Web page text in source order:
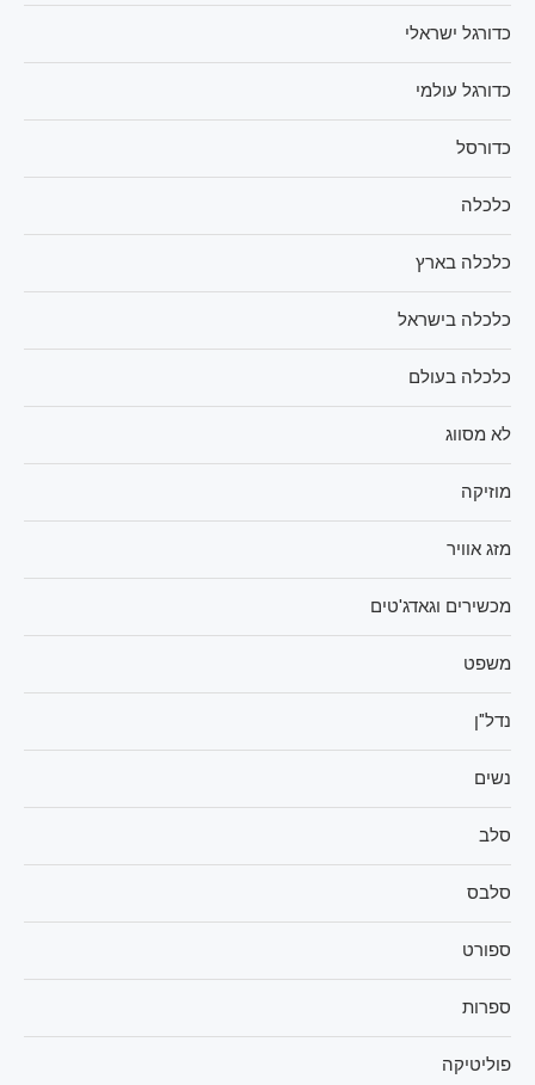
כדורגל ישראלי
כדורגל עולמי
כדורסל
כלכלה
כלכלה בארץ
כלכלה בישראל
כלכלה בעולם
לא מסווג
מוזיקה
מזג אוויר
מכשירים וגאדג'טים
משפט
נדל"ן
נשים
סלב
סלבס
ספורט
ספרות
פוליטיקה